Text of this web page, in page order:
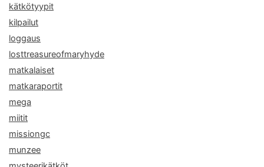
kätkötyypit
kilpailut
loggaus
losttreasureofmaryhyde
matkalaiset
matkaraportit
mega
miitit
missiongc
munzee